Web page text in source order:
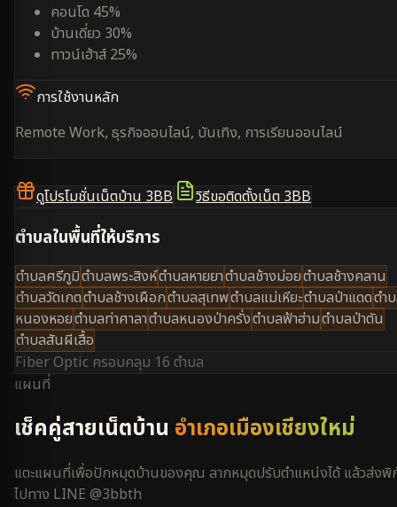
คอนโด 45%
บ้านเดี่ยว 30%
ทาวน์เฮ้าส์ 25%
การใช้งานหลัก
Remote Work, ธุรกิจออนไลน์, บันเทิง, การเรียนออนไลน์
ดูโปรโมชั่นเน็ตบ้าน 3BB วิธีขอติดตั้งเน็ต 3BB
ตำบลในพื้นที่ให้บริการ
ตำบลศรีภูมิตำบลพระสิงห์ตำบลหายยาตำบลช้างม่อยตำบลช้างคลาน
ตำบลวัดเกตตำบลช้างเผือกตำบลสุเทพตำบลแม่เหียะตำบลป่าแดดตำ
หนองหอยตำบลท่าศาลาตำบลหนองป่าครั่งตำบลฟ้าฮ่ามตำบลป่าตัน
ตำบลสันผีเสื้อ
Fiber Optic ครอบคลุม 16 ตำบล
แผนที่
เช็คคู่สายเน็ตบ้าน อำเภอเมืองเชียงใหม่
แตะแผนที่เพื่อปักหมุดบ้านของคุณ ลากหมุดปรับตำแหน่งได้ แล้วส่งพิ
ไปทาง LINE @3bbth